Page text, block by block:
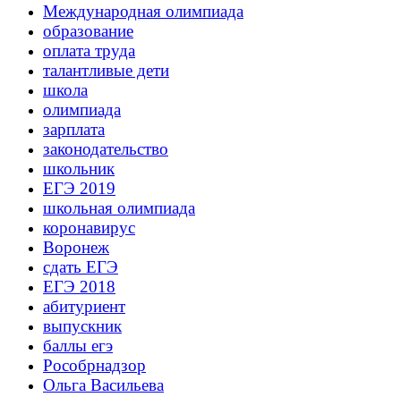
Международная олимпиада
образование
оплата труда
талантливые дети
школа
олимпиада
зарплата
законодательство
школьник
ЕГЭ 2019
школьная олимпиада
коронавирус
Воронеж
сдать ЕГЭ
ЕГЭ 2018
абитуриент
выпускник
баллы егэ
Рособрнадзор
Ольга Васильева